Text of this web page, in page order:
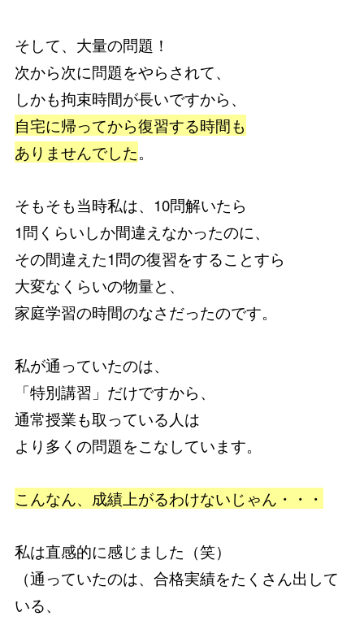
そして、大量の問題！
次から次に問題をやらされて、
しかも拘束時間が長いですから、
自宅に帰ってから復習する時間も
ありませんでした。
そもそも当時私は、10問解いたら
1問くらいしか間違えなかったのに、
その間違えた1問の復習をすることすら
大変なくらいの物量と、
家庭学習の時間のなさだったのです。
私が通っていたのは、
「特別講習」だけですから、
通常授業も取っている人は
より多くの問題をこなしています。
こんなん、成績上がるわけないじゃん・・・
私は直感的に感じました（笑）
（通っていたのは、合格実績をたくさん出して
いる、